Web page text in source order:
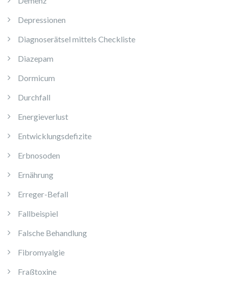
Depressionen
Diagnoserätsel mittels Checkliste
Diazepam
Dormicum
Durchfall
Energieverlust
Entwicklungsdefizite
Erbnosoden
Ernährung
Erreger-Befall
Fallbeispiel
Falsche Behandlung
Fibromyalgie
Fraßtoxine